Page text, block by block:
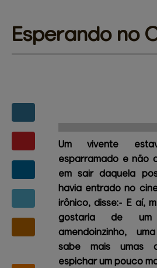
Esperando no
Um vivente
esparramado e não
em sair daquela
havia entrado no
irônico, disse:- E aí,
gostaria de um
amendoinzinho,
sabe mais umas
espichar um pouco